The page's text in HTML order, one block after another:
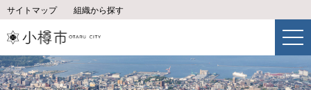
サイトマップ 組織から探す